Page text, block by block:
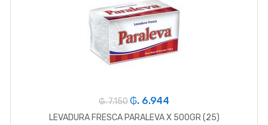
₲. 7.150 ₲. 6.944
LEVADURA FRESCA PARALEVA X 500GR (25)